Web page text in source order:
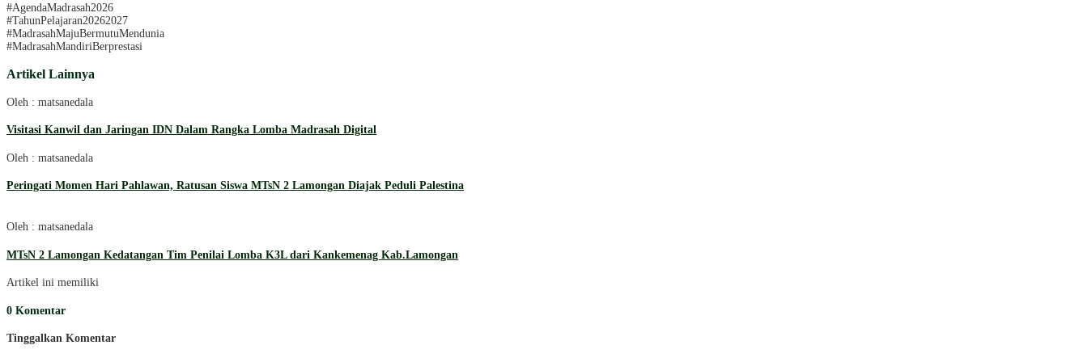
#AgendaMadrasah2026
#TahunPelajaran20262027
#MadrasahMajuBermutuMendunia
#MadrasahMandiriBerprestasi
Artikel Lainnya
Oleh : matsanedala
Visitasi Kanwil dan Jaringan IDN Dalam Rangka Lomba Madrasah Digital
Oleh : matsanedala
Peringati Momen Hari Pahlawan, Ratusan Siswa MTsN 2 Lamongan Diajak Peduli Palestina
Oleh : matsanedala
MTsN 2 Lamongan Kedatangan Tim Penilai Lomba K3L dari Kankemenag Kab.Lamongan
Artikel ini memiliki
0 Komentar
Tinggalkan Komentar